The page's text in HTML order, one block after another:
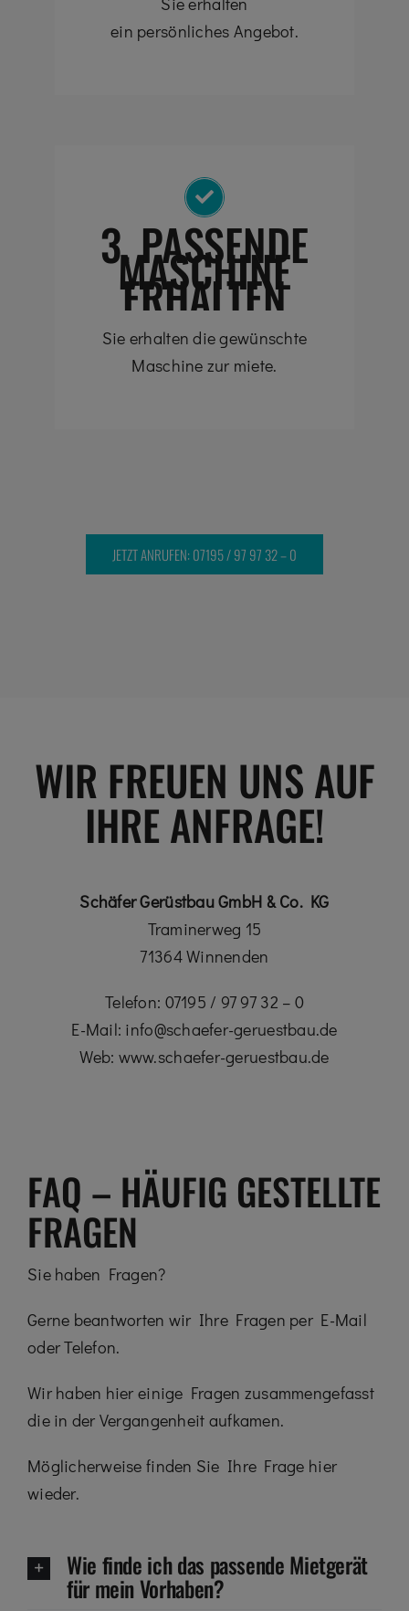
ein persönliches Angebot.
3. PASSENDE
MASCHINE
ERHALTEN
Sie erhalten die gewünschte
Maschine zur miete.
JETZT ANRUFEN: 07195 / 97 97 32 – 0
WIR FREUEN UNS AUF
IHRE ANFRAGE!
Schäfer Gerüstbau GmbH & Co. KG
Traminerweg 15
71364 Winnenden
Telefon: 07195 / 97 97 32 – 0
E-Mail: info@schaefer-geruestbau.de
Web: www.schaefer-geruestbau.de
FAQ – HÄUFIG GESTELLTE
FRAGEN
Sie haben Fragen?
Gerne beantworten wir Ihre Fragen per E-Mail
oder Telefon.
Wir haben hier einige Fragen zusammengefasst
die in der Vergangenheit aufkamen.
Möglicherweise finden Sie Ihre Frage hier
wieder.
Wie finde ich das passende Mietgerät
für mein Vorhaben?